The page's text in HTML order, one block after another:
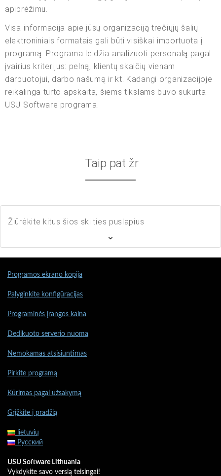
apibrėžimu.
Visa informacija apie jūsų organizaciją trečiųjų šalių
elektroniniais formatais gali būti visiškai importuota į
programą. Programa leidžia analizuoti personalą pagal
įvairius kriterijus: pelną, klientų skaičių vienam
darbuotojui, darbo našumą ir kt. Kadangi organizacijoje
reikalinga turto apskaita, šiems tikslams buvo sukurta
USU Software programa.
Taip pat žr
Žiūrėkite kitus šios skilties puslapius
Programos ekrano kopija
Palyginkite konfigūracijas
Programinės įrangos kaina
Dedikuoto serverio nuoma
Nemokamas atsisiuntimas
Pirkite programą
Kūrimas pagal užsakymą
Grįžkite į pradžią
lietuvių
Русский
USU Software Lithuania
Vykdykite savo verslą teisingai!